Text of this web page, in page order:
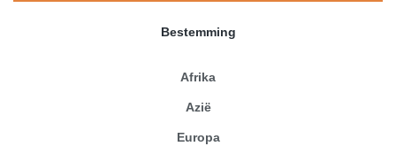
Bestemming
Afrika
Azië
Europa